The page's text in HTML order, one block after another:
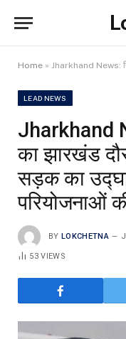
Home » Jharkhand News: नितिन गडकरी का
LEAD NEWS
Jharkhand
का झारखंड
सड़क का
परियोजनाओं
BY LOKCHETNA
53VIEWS